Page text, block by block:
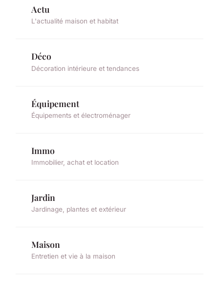
Actu
L'actualité maison et habitat
Déco
Décoration intérieure et tendances
Équipement
Équipements et électroménager
Immo
Immobilier, achat et location
Jardin
Jardinage, plantes et extérieur
Maison
Entretien et vie à la maison